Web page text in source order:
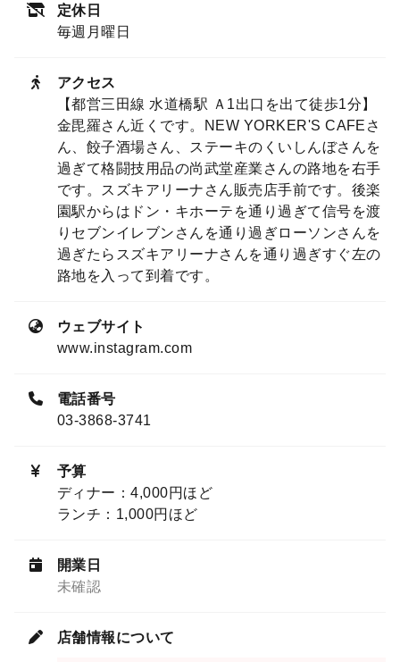
定休日
毎週月曜日
アクセス
【都営三田線 水道橋駅 Ａ1出口を出て徒歩1分】
金毘羅さん近くです。NEW YORKER'S CAFEさ
ん、餃子酒場さん、ステーキのくいしんぼさんを
過ぎて格闘技用品の尚武堂産業さんの路地を右手
です。スズキアリーナさん販売店手前です。後楽
園駅からはドン・キホーテを通り過ぎて信号を渡
りセブンイレブンさんを通り過ぎローソンさんを
過ぎたらスズキアリーナさんを通り過ぎすぐ左の
路地を入って到着です。
ウェブサイト
www.instagram.com
電話番号
03-3868-3741
予算
ディナー：4,000円ほど
ランチ：1,000円ほど
開業日
未確認
店舗情報について